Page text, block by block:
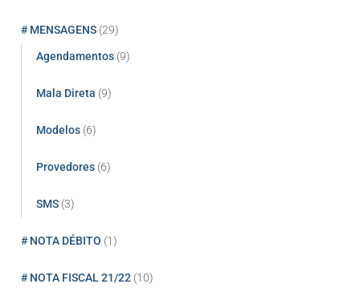
# MENSAGENS (29)
Agendamentos (9)
Mala Direta (9)
Modelos (6)
Provedores (6)
SMS (3)
# NOTA DÉBITO (1)
# NOTA FISCAL 21/22 (10)